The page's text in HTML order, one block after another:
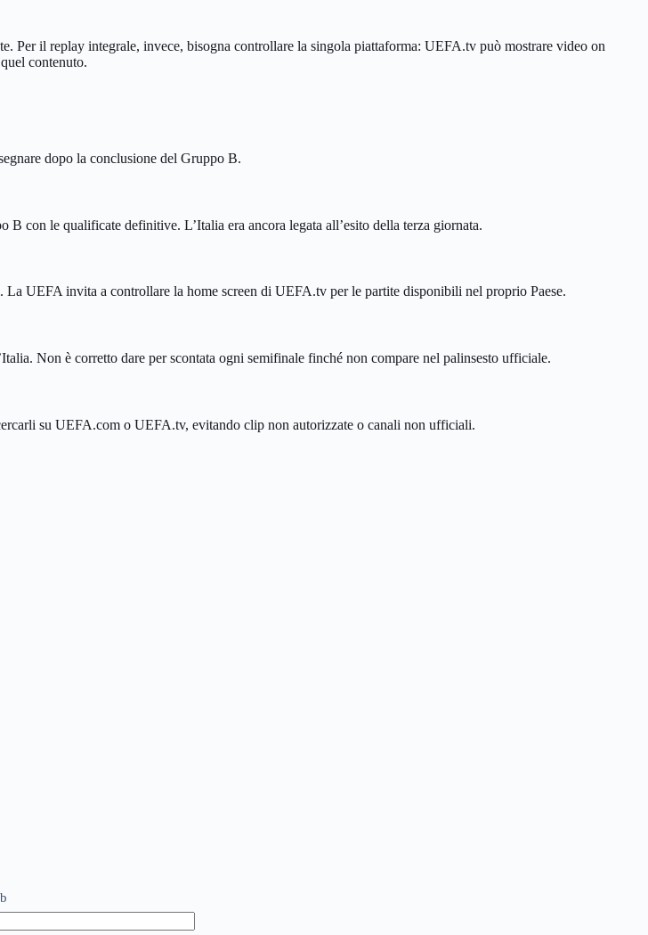
Per il replay integrale, invece, bisogna controllare la singola piattaforma: UEFA.tv può mostrare video on
contenuto.
dopo la conclusione del Gruppo B.
con le qualificate definitive. L’Italia era ancora legata all’esito della terza giornata.
UEFA invita a controllare la home screen di UEFA.tv per le partite disponibili nel proprio Paese.
Non è corretto dare per scontata ogni semifinale finché non compare nel palinsesto ufficiale.
su UEFA.com o UEFA.tv, evitando clip non autorizzate o canali non ufficiali.